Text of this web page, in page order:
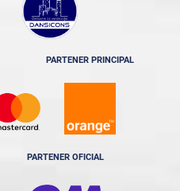
PARTENER PRINCIPAL
PARTENER OFICIAL